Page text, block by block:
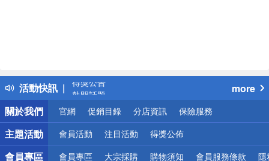
活動快訊
得獎公告
熱門話題
銀行優惠
偏遠地區配送
詐騙網頁！請小心！
more
關於我們
官網 促銷目錄 分店資訊 保險服務
主題活動 會員活動 注目活動 得獎公佈
會員專區 會員專區 大宗採購 購物須知 會員服務條款 隱